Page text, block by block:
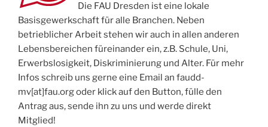
Die FAU Dresden ist eine lokale
Basisgewerkschaft für alle Branchen. Neben
betrieblicher Arbeit stehen wir auch in allen anderen
Lebensbereichen füreinander ein, z.B. Schule, Uni,
Erwerbslosigkeit, Diskriminierung und Alter. Für mehr
Infos schreib uns gerne eine Email an faudd-
mv[at]fau.org oder klick auf den Button, fülle den
Antrag aus, sende ihn zu uns und werde direkt
Mitglied!